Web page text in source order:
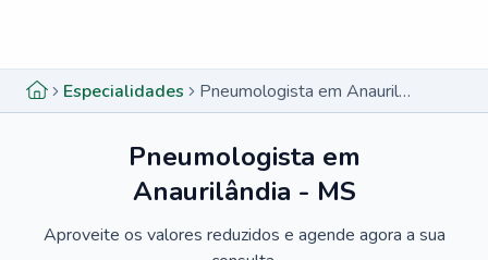
Especialidades Pneumologista em Anaurilândia - MS
Pneumologista em
Anaurilândia - MS
Aproveite os valores reduzidos e agende agora a sua